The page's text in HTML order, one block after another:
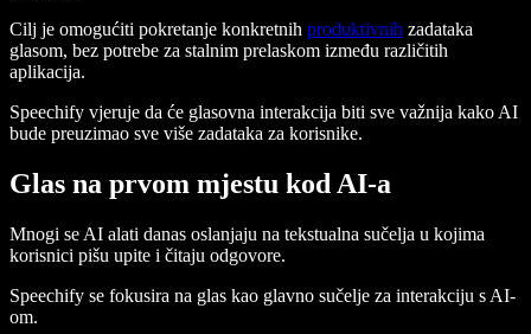
Cilj je omogućiti pokretanje konkretnih produktivnih zadataka
glasom, bez potrebe za stalnim prelaskom između različitih
aplikacija.
Speechify vjeruje da će glasovna interakcija biti sve važnija kako AI
bude preuzimao sve više zadataka za korisnike.
Glas na prvom mjestu kod AI-a
Mnogi se AI alati danas oslanjaju na tekstualna sučelja u kojima
korisnici pišu upite i čitaju odgovore.
Speechify se fokusira na glas kao glavno sučelje za interakciju s AI-
om.